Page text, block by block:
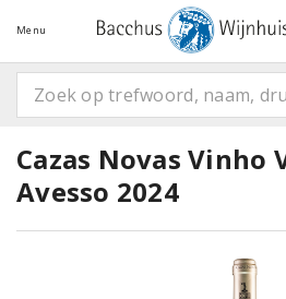
Menu
Cazas Novas Vinho
Avesso 2024